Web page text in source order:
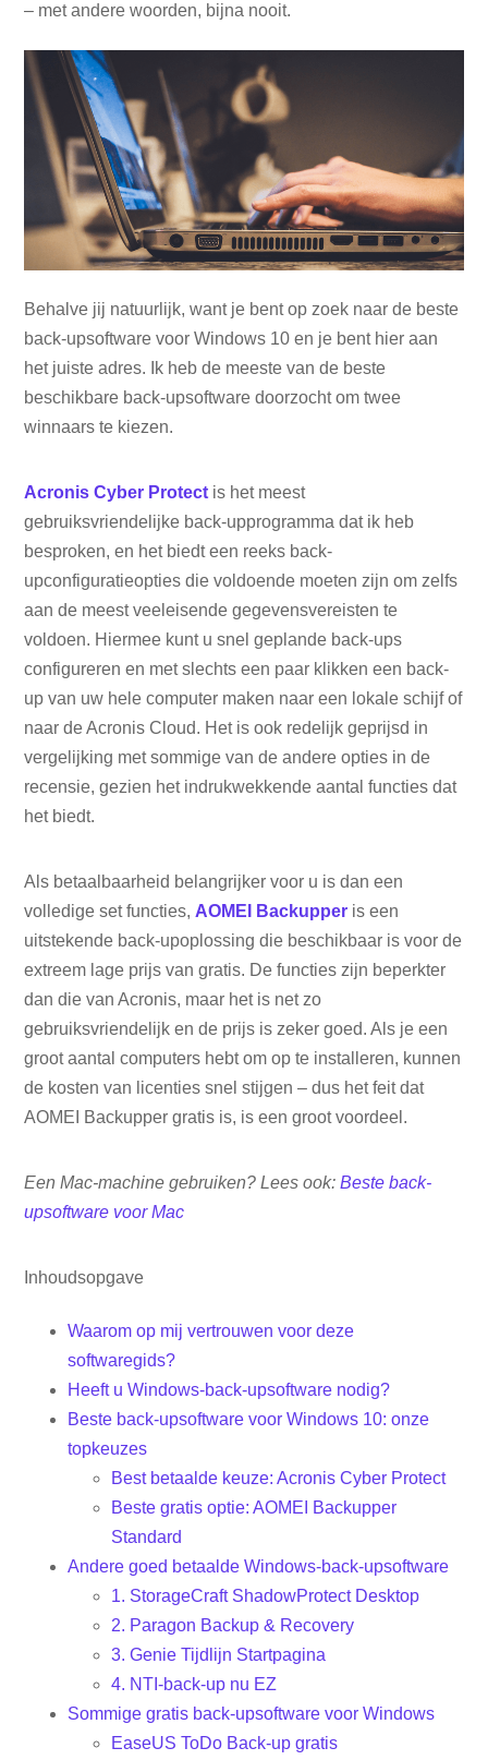
– met andere woorden, bijna nooit.
Behalve jij natuurlijk, want je bent op zoek naar de beste
back-upsoftware voor Windows 10 en je bent hier aan
het juiste adres. Ik heb de meeste van de beste
beschikbare back-upsoftware doorzocht om twee
winnaars te kiezen.
Acronis Cyber ​​Protect is het meest
gebruiksvriendelijke back-upprogramma dat ik heb
besproken, en het biedt een reeks back-
upconfiguratieopties die voldoende moeten zijn om zelfs
aan de meest veeleisende gegevensvereisten te
voldoen. Hiermee kunt u snel geplande back-ups
configureren en met slechts een paar klikken een back-
up van uw hele computer maken naar een lokale schijf of
naar de Acronis Cloud. Het is ook redelijk geprijsd in
vergelijking met sommige van de andere opties in de
recensie, gezien het indrukwekkende aantal functies dat
het biedt.
Als betaalbaarheid belangrijker voor u is dan een
volledige set functies, AOMEI Backupper is een
uitstekende back-upoplossing die beschikbaar is voor de
extreem lage prijs van gratis. De functies zijn beperkter
dan die van Acronis, maar het is net zo
gebruiksvriendelijk en de prijs is zeker goed. Als je een
groot aantal computers hebt om op te installeren, kunnen
de kosten van licenties snel stijgen – dus het feit dat
AOMEI Backupper gratis is, is een groot voordeel.
Een Mac-machine gebruiken? Lees ook:Beste back-
upsoftware voor Mac
Inhoudsopgave
Waarom op mij vertrouwen voor deze
softwaregids?
Heeft u Windows-back-upsoftware nodig?
Beste back-upsoftware voor Windows 10: onze
topkeuzes
Best betaalde keuze: Acronis Cyber ​​Protect
Beste gratis optie: AOMEI Backupper
Standard
Andere goed betaalde Windows-back-upsoftware
1. StorageCraft ShadowProtect Desktop
2. Paragon Backup & Recovery
3. Genie Tijdlijn Startpagina
4. NTI-back-up nu EZ
Sommige gratis back-upsoftware voor Windows
EaseUS ToDo Back-up gratis